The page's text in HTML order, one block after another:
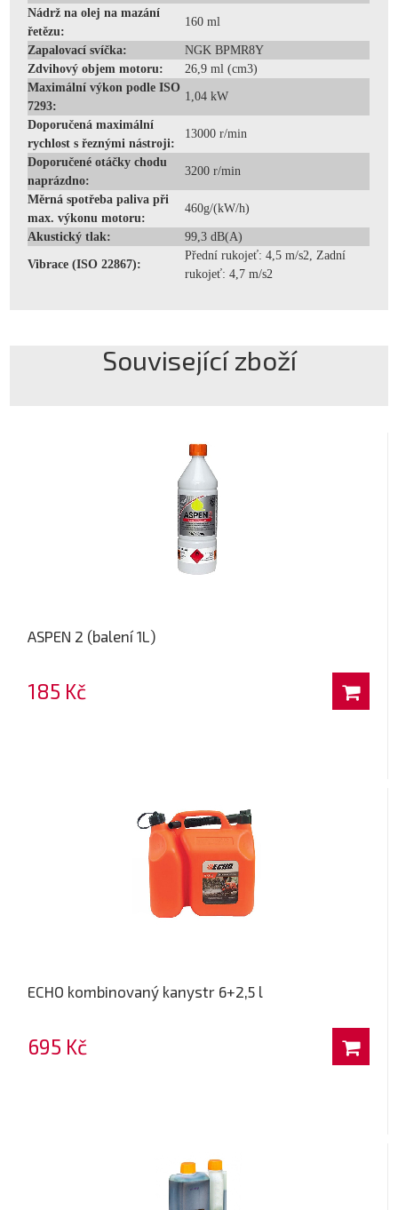
Nádrž na olej na mazání
řetězu:
160 ml
Zapalovací svíčka:
NGK BPMR8Y
Zdvihový objem motoru:
26,9 ml (cm3)
Maximální výkon podle ISO
7293:
1,04 kW
Doporučená maximální
rychlost s řeznými nástroji:
13000 r/min
Doporučené otáčky chodu
naprázdno:
3200 r/min
Měrná spotřeba paliva při
max. výkonu motoru:
460g/(kW/h)
Akustický tlak: 99,3 dB(A)
Vibrace (ISO 22867):
Přední rukojeť: 4,5 m/s2, Zadní
rukojeť: 4,7 m/s2
Související zboží
ASPEN 2 (balení 1L)
185 Kč
ECHO kombinovaný kanystr 6+2,5 l
695 Kč